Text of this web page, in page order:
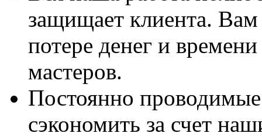
защищает клиента. Вам
потере денег и
мастеров.
Постоянно
сэкономить за счет